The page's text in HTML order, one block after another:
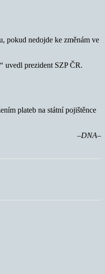
pokud nedojde ke změnám ve
uvedl prezident SZP ČR.
plateb na státní pojištěnce
–DNA–